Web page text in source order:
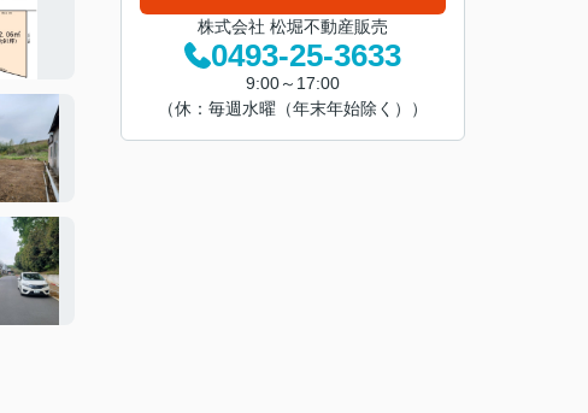
株式会社 松堀不動産販売
0493-25-3633
9:00～17:00
（休：毎週水曜（年末年始除く））